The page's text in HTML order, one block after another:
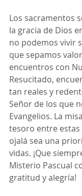
Los sacramentos
la gracia de Dios
no podemos vivir
que sepamos
encuentros con
Resucitado,
tan reales y
Señor de los que
Evangelios. La
tesoro entre estas
ojalá sea una
vidas. ¡Que
Misterio Pascual
gratitud y alegría!